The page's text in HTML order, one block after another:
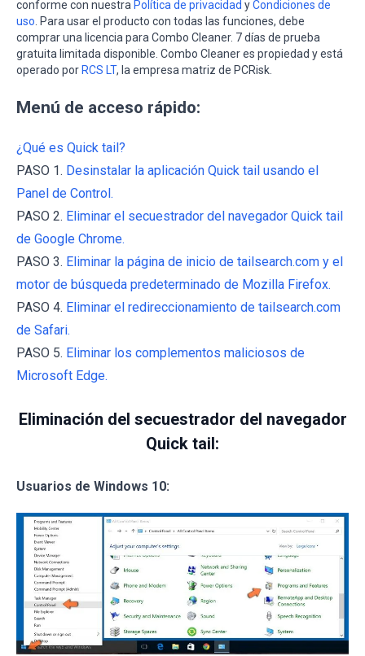
conforme con nuestra Política de privacidad yCondiciones de
uso . Para usar el producto con todas las funciones, debe
comprar una licencia para Combo Cleaner. 7 días de prueba
gratuita limitada disponible. Combo Cleaner es propiedad y está
operado por RCS LT, la empresa matriz de PCRisk.
Menú de acceso rápido:
¿Qué es Quick tail?
PASO 1. Desinstalar la aplicación Quick tail usando el
Panel de Control.
PASO 2. Eliminar el secuestrador del navegador Quick tail
de Google Chrome.
PASO 3. Eliminar la página de inicio de tailsearch.com y el
motor de búsqueda predeterminado de Mozilla Firefox.
PASO 4. Eliminar el redireccionamiento de tailsearch.com
de Safari.
PASO 5. Eliminar los complementos maliciosos de
Microsoft Edge.
Eliminación del secuestrador del navegador
Quick tail:
Usuarios de Windows 10: